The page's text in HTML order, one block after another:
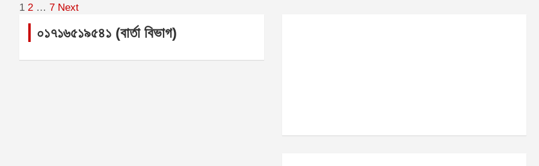
Posts
pagination
1 2 … 7 Next
০১৭১৬৫১৯৫৪১ (বার্তা বিভাগ)